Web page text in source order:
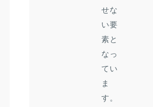
せな
い要
素と
なっ
てい
ま
す。